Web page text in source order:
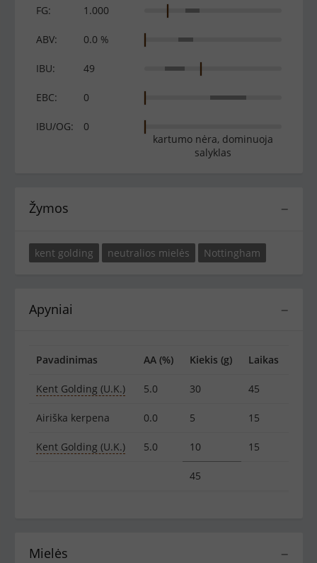
FG: 1.000
ABV: 0.0 %
IBU: 49
EBC: 0
IBU/OG:
0
kartumo nėra, dominuoja
salyklas
−
Žymos
kent golding neutralios mielės Nottingham
−
Apyniai
Pavadinimas AA (%) Kiekis (g) Laikas
Kent Golding (U.K.) 5.0 30 45
Airiška kerpena 0.0 5 15
Kent Golding (U.K.) 5.0 10 15
45
−
Mielės